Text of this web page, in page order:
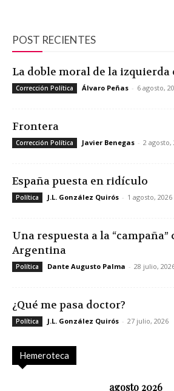
POST RECIENTES
La doble moral de la izquierda
Corrección Política Álvaro Peñas - 6 agosto,
Frontera
Corrección Política Javier Benegas - 2 agosto,
España puesta en ridículo
Política J.L. González Quirós - 1 agosto, 2026
Una respuesta a la “campaña”
Argentina
Política Dante Augusto Palma - 28 julio,
¿Qué me pasa doctor?
Política J.L. González Quirós - 27 julio, 2026
Hemeroteca
agosto 2026